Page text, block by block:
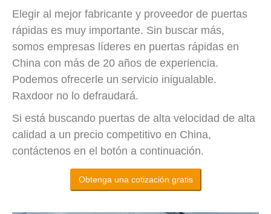
Elegir al mejor fabricante y proveedor de puertas
rápidas es muy importante. Sin buscar más,
somos empresas líderes en puertas rápidas en
China con más de 20 años de experiencia.
Podemos ofrecerle un servicio inigualable.
Raxdoor no lo defraudará.
Si está buscando puertas de alta velocidad de alta
calidad a un precio competitivo en China,
contáctenos en el botón a continuación.
Obtenga una cotización gratis